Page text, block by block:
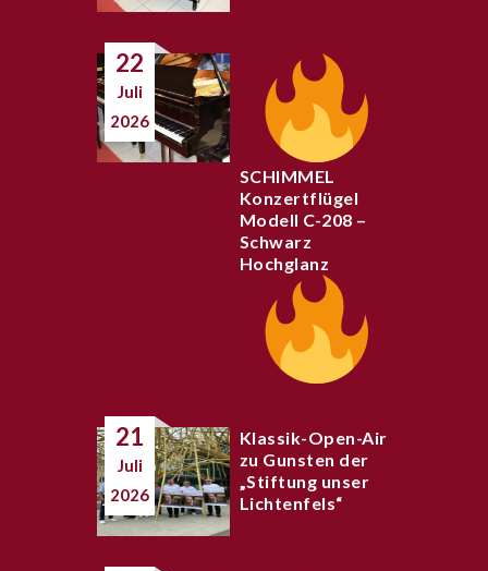
22
Juli
2026
SCHIMMEL
Konzertflügel
Modell C-208 –
Schwarz
Hochglanz
21
Juli
2026
Klassik-Open-Air
zu Gunsten der
„Stiftung unser
Lichtenfels“